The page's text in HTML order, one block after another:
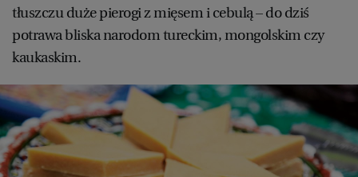
tłuszczu duże pierogi z mięsem i cebulą – do dziś
potrawa bliska narodom tureckim, mongolskim czy
kaukaskim.